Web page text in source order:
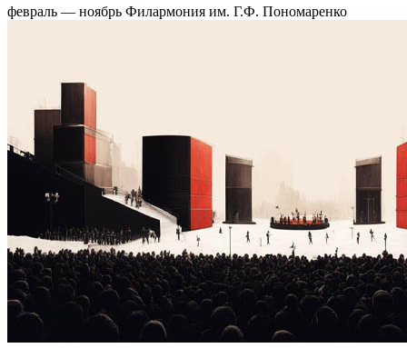
февраль — ноябрь Филармония им. Г.Ф. Пономаренко